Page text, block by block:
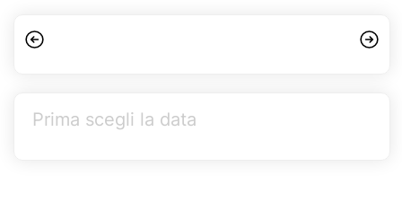
Prima scegli la data